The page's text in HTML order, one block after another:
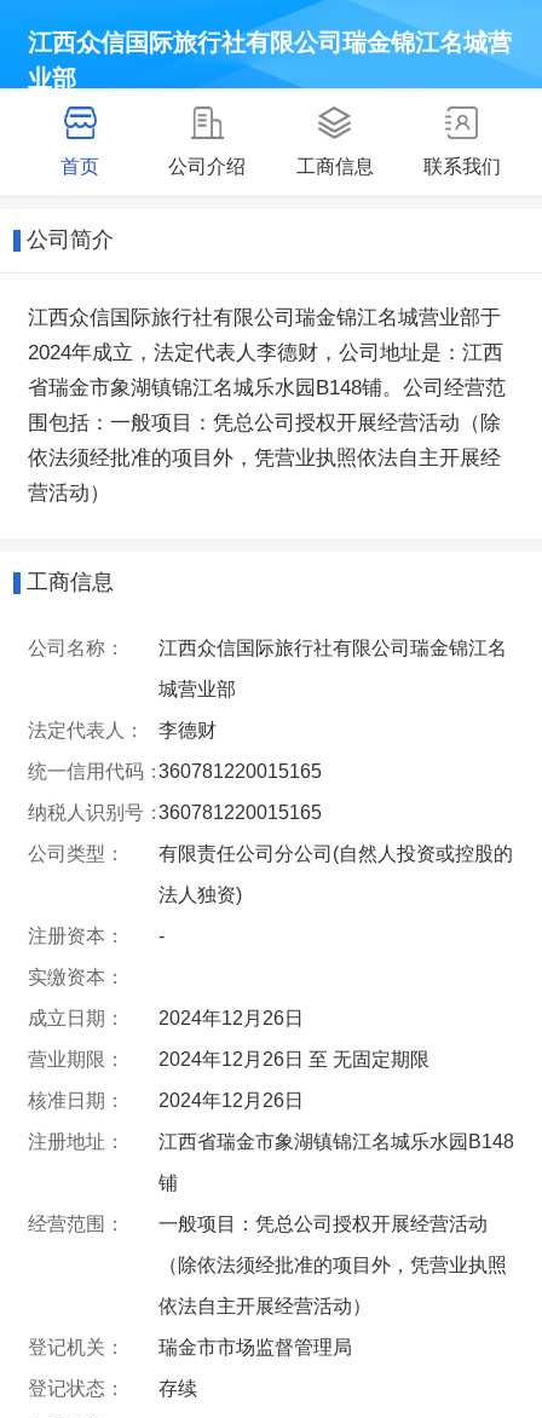
江西众信国际旅行社有限公司瑞金锦江名城营
业部
首页 公司介绍 工商信息 联系我们
公司简介
江西众信国际旅行社有限公司瑞金锦江名城营业部于
2024年成立，法定代表人李德财，公司地址是：江西
省瑞金市象湖镇锦江名城乐水园B148铺。公司经营范
围包括：一般项目：凭总公司授权开展经营活动（除
依法须经批准的项目外，凭营业执照依法自主开展经
营活动）
工商信息
公司名称：
江西众信国际旅行社有限公司瑞金锦江名
城营业部
法定代表人：
李德财
统一信用代码：360781220015165
纳税人识别号：360781220015165
公司类型：
有限责任公司分公司(自然人投资或控股的
法人独资)
注册资本：
-
实缴资本：
成立日期：
2024年12月26日
营业期限：
2024年12月26日 至 无固定期限
核准日期：
2024年12月26日
注册地址：
江西省瑞金市象湖镇锦江名城乐水园B148
铺
经营范围：
一般项目：凭总公司授权开展经营活动
（除依法须经批准的项目外，凭营业执照
依法自主开展经营活动）
登记机关：
瑞金市市场监督管理局
登记状态：
存续